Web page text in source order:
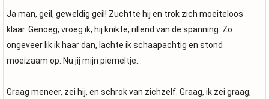
Ja man, geil, geweldig geil! Zuchtte hij en trok zich moeiteloos
klaar. Genoeg, vroeg ik, hij knikte, rillend van de spanning. Zo
ongeveer lik ik haar dan, lachte ik schaapachtig en stond
moeizaam op. Nu jij mijn piemeltje…
Graag meneer, zei hij, en schrok van zichzelf. Graag, ik zei graag,